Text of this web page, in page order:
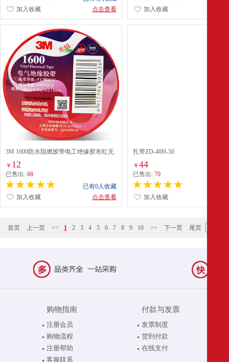
点击查看
加入收藏 加入收藏
3M 1600防水阻燃胶带电工绝缘胶布红无
铅PVC胶带防潮(单位：卷)18mm x 20m x
0.15mm
￥ 12
已售出: 68
已有0人收藏
点击查看
加入收藏
扎带ZD-40H-50
￥44
已售出:70
加入收藏
首页 上一页 << 1 2 3 4 5 6 7 8 9 10 >> 下一页 尾页
购物指南
注册会员
购物流程
注册帮助
客服联系
付款与发票
发票制度
货到付款
在线支付